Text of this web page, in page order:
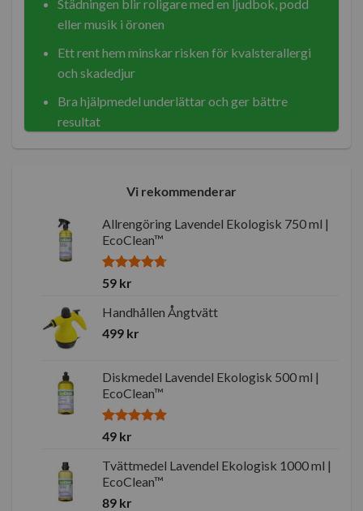
Städningen blir roligare med en ljudbok, podd
eller musik i öronen
Ett rent hem minskar risken för kvalsterallergi
och skadedjur
Bra hjälpmedel underlättar och ger bättre
resultat
Vi rekommenderar
Allrengöring Lavendel Ekologisk 750 ml |
EcoClean™
Betygsatt
baserat på
4
kundrecensioner
59 kr
Handhållen Ångtvätt
499 kr
Diskmedel Lavendel Ekologisk 500 ml |
EcoClean™
Betygsatt
baserat på
1
kundrecension
49 kr
Tvättmedel Lavendel Ekologisk 1000 ml |
EcoClean™
89 kr